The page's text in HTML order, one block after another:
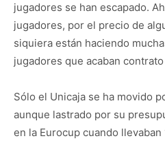
jugadores se han escapado.
jugadores, por el precio de
siquiera están haciendo
jugadores que acaban
Sólo el Unicaja se ha movido
aunque lastrado por su
en la Eurocup cuando